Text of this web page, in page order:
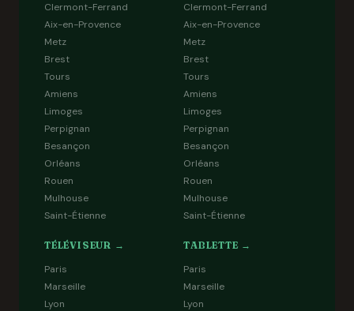
Clermont-Ferrand
Aix-en-Provence
Metz
Brest
Tours
Amiens
Limoges
Perpignan
Besançon
Orléans
Rouen
Mulhouse
Saint-Étienne
Clermont-Ferrand
Aix-en-Provence
Metz
Brest
Tours
Amiens
Limoges
Perpignan
Besançon
Orléans
Rouen
Mulhouse
Saint-Étienne
TÉLÉVISEUR →
Paris
Marseille
Lyon
TABLETTE →
Paris
Marseille
Lyon